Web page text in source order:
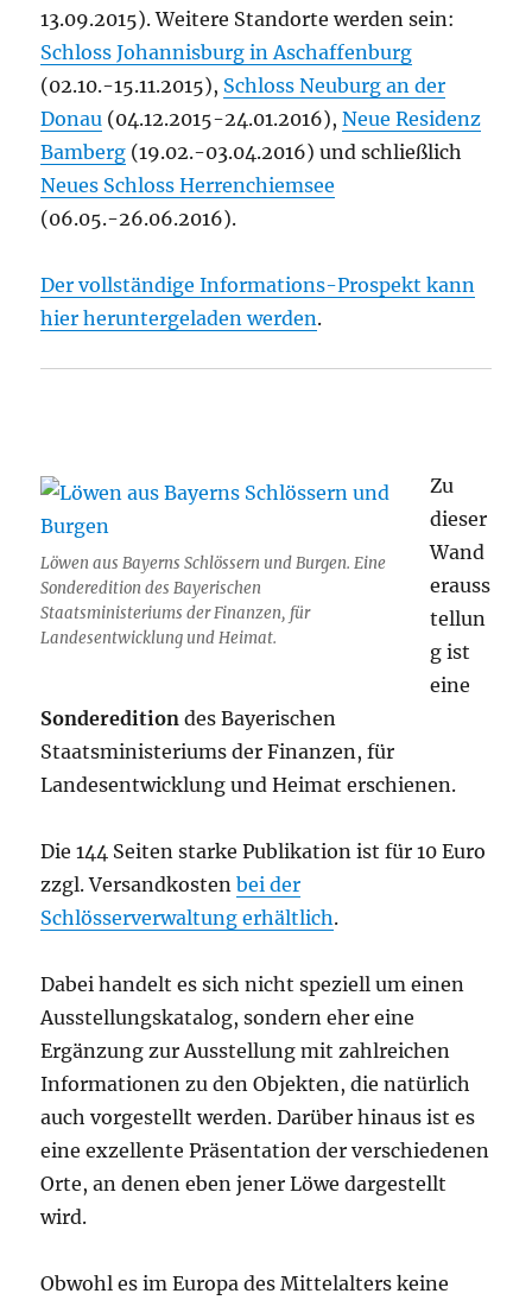
13.09.2015). Weitere Standorte werden sein:
Schloss Johannisburg in Aschaffenburg
(02.10.-15.11.2015), Schloss Neuburg an der
Donau (04.12.2015-24.01.2016),Neue Residenz
Bamberg (19.02.-03.04.2016) und schließlich
Neues Schloss Herrenchiemsee
(06.05.-26.06.2016).
Der vollständige Informations-Prospekt kann
hier heruntergeladen werden.
Löwen aus Bayerns Schlössern und Burgen. Eine
Sonderedition des Bayerischen
Staatsministeriums der Finanzen, für
Landesentwicklung und Heimat.
Zu
dieser
Wand
erauss
tellun
g ist
eine
Sonderedition des Bayerischen
Staatsministeriums der Finanzen, für
Landesentwicklung und Heimat erschienen.
Die 144 Seiten starke Publikation ist für 10 Euro
zzgl. Versandkostenbei der
Schlösserverwaltung erhältlich.
Dabei handelt es sich nicht speziell um einen
Ausstellungskatalog, sondern eher eine
Ergänzung zur Ausstellung mit zahlreichen
Informationen zu den Objekten, die natürlich
auch vorgestellt werden. Darüber hinaus ist es
eine exzellente Präsentation der verschiedenen
Orte, an denen eben jener Löwe dargestellt
wird.
Obwohl es im Europa des Mittelalters keine